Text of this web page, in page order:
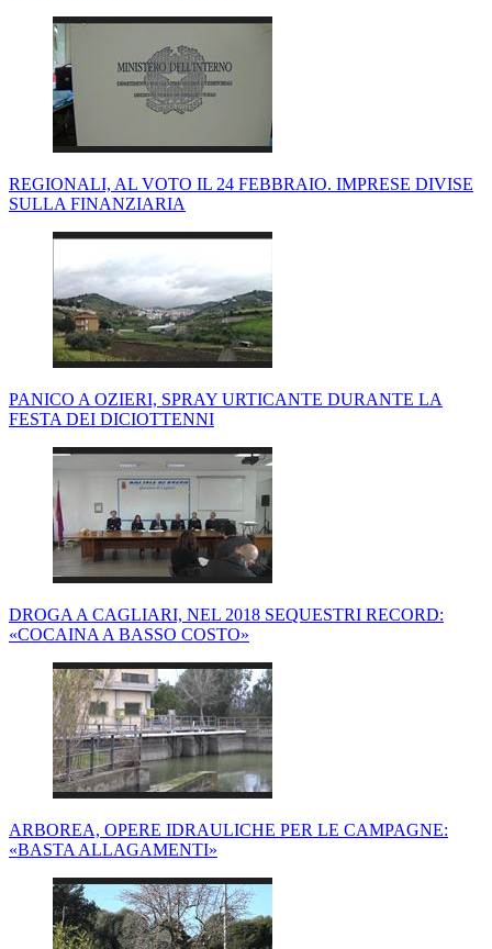
REGIONALI, AL VOTO IL 24 FEBBRAIO. IMPRESE DIVISE
SULLA FINANZIARIA
PANICO A OZIERI, SPRAY URTICANTE DURANTE LA
FESTA DEI DICIOTTENNI
DROGA A CAGLIARI, NEL 2018 SEQUESTRI RECORD:
«COCAINA A BASSO COSTO»
ARBOREA, OPERE IDRAULICHE PER LE CAMPAGNE:
«BASTA ALLAGAMENTI»